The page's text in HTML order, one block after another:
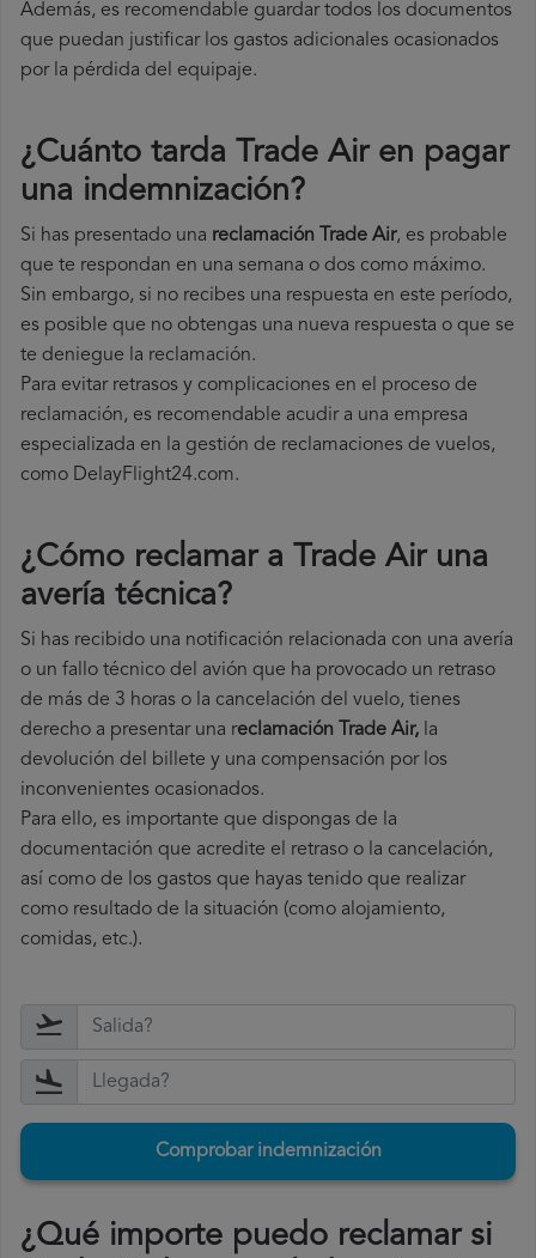
Además, es recomendable guardar todos los documentos
que puedan justificar los gastos adicionales ocasionados
por la pérdida del equipaje.
¿Cuánto tarda Trade Air en pagar
una indemnización?
Si has presentado una reclamación Trade Air, es probable
que te respondan en una semana o dos como máximo.
Sin embargo, si no recibes una respuesta en este período,
es posible que no obtengas una nueva respuesta o que se
te deniegue la reclamación.
Para evitar retrasos y complicaciones en el proceso de
reclamación, es recomendable acudir a una empresa
especializada en la gestión de reclamaciones de vuelos,
como DelayFlight24.com.
¿Cómo reclamar a Trade Air una
avería técnica?
Si has recibido una notificación relacionada con una avería
o un fallo técnico del avión que ha provocado un retraso
de más de 3 horas o la cancelación del vuelo, tienes
derecho a presentar una reclamación Trade Air, la
devolución del billete y una compensación por los
inconvenientes ocasionados.
Para ello, es importante que dispongas de la
documentación que acredite el retraso o la cancelación,
así como de los gastos que hayas tenido que realizar
como resultado de la situación (como alojamiento,
comidas, etc.).
Comprobar indemnización
¿Qué importe puedo reclamar si